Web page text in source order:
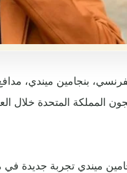
بنجامين ميندي،
المملكة المتحدة خلال
ميندي تجربة جديدة في